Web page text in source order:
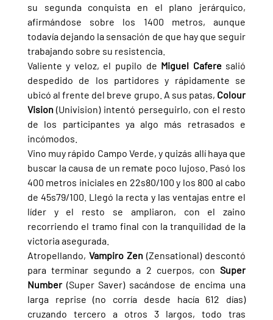
su segunda conquista en el plano jerárquico,
afirmándose sobre los 1400 metros, aunque
todavía dejando la sensación de que hay que seguir
trabajando sobre su resistencia.
Valiente y veloz, el pupilo de Miguel Cafere salió
despedido de los partidores y rápidamente se
ubicó al frente del breve grupo. A sus patas, Colour
Vision (Univision) intentó perseguirlo, con el resto
de los participantes ya algo más retrasados e
incómodos.
Vino muy rápido Campo Verde, y quizás allí haya que
buscar la causa de un remate poco lujoso. Pasó los
400 metros iniciales en 22s80/100 y los 800 al cabo
de 45s79/100. Llegó la recta y las ventajas entre el
líder y el resto se ampliaron, con el zaino
recorriendo el tramo final con la tranquilidad de la
victoria asegurada.
Atropellando, Vampiro Zen (Zensational) descontó
para terminar segundo a 2 cuerpos, con Super
Number (Super Saver) sacándose de encima una
larga reprise (no corría desde hacía 612 días)
cruzando tercero a otros 3 largos, todo tras